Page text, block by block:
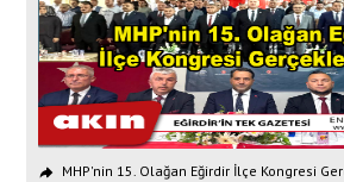
MHP'nin 15. Olağan Eğirdir İlçe Kongresi